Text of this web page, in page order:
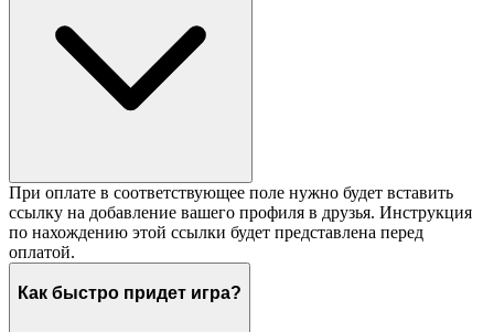
При оплате в соответствующее поле нужно будет вставить
ссылку на добавление вашего профиля в друзья. Инструкция
по нахождению этой ссылки будет представлена перед
оплатой.
Как быстро придет игра?